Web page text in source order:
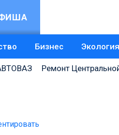
Бизнес Экология
Ремонт